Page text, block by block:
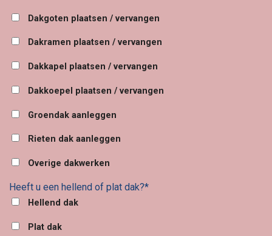
Dakgoten plaatsen / vervangen
Dakramen plaatsen / vervangen
Dakkapel plaatsen / vervangen
Dakkoepel plaatsen / vervangen
Groendak aanleggen
Rieten dak aanleggen
Overige dakwerken
Heeft u een hellend of plat dak?*
Hellend dak
Plat dak